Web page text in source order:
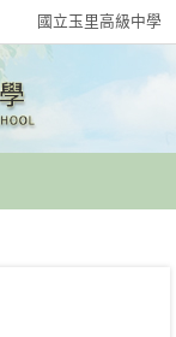
國立玉里高級中學